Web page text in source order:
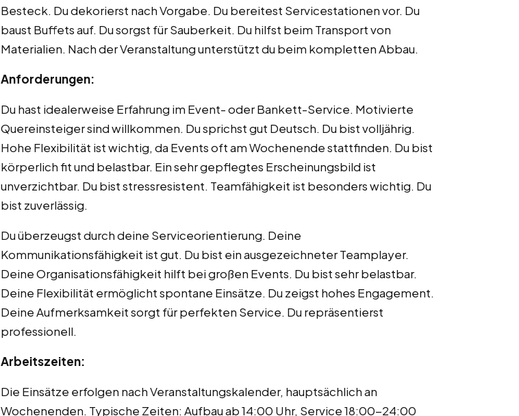
Besteck. Du dekorierst nach Vorgabe. Du bereitest Servicestationen vor. Du
baust Buffets auf. Du sorgst für Sauberkeit. Du hilfst beim Transport von
Materialien. Nach der Veranstaltung unterstützt du beim kompletten Abbau.
Anforderungen:
Du hast idealerweise Erfahrung im Event- oder Bankett-Service. Motivierte
Quereinsteiger sind willkommen. Du sprichst gut Deutsch. Du bist volljährig.
Hohe Flexibilität ist wichtig, da Events oft am Wochenende stattfinden. Du bist
körperlich fit und belastbar. Ein sehr gepflegtes Erscheinungsbild ist
unverzichtbar. Du bist stressresistent. Teamfähigkeit ist besonders wichtig. Du
bist zuverlässig.
Du überzeugst durch deine Serviceorientierung. Deine
Kommunikationsfähigkeit ist gut. Du bist ein ausgezeichneter Teamplayer.
Deine Organisationsfähigkeit hilft bei großen Events. Du bist sehr belastbar.
Deine Flexibilität ermöglicht spontane Einsätze. Du zeigst hohes Engagement.
Deine Aufmerksamkeit sorgt für perfekten Service. Du repräsentierst
professionell.
Arbeitszeiten:
Die Einsätze erfolgen nach Veranstaltungskalender, hauptsächlich an
Wochenenden. Typische Zeiten: Aufbau ab 14:00 Uhr, Service 18:00-24:00